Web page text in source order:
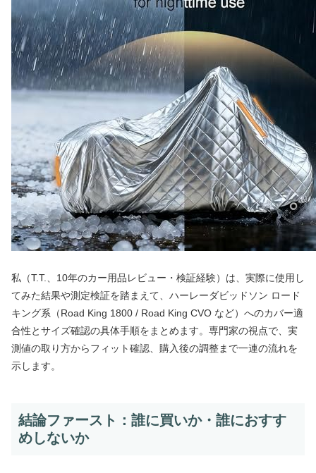
私（T.T.、10年のカー用品レビュー・検証経験）は、実際に使用し
てみた結果や測定検証を踏まえて、ハーレーダビッドソン ロード
キング系（Road King 1800 / Road King CVO など）へのカバー適
合性とサイズ確認の具体手順をまとめます。専門家の視点で、実
測値の取り方からフィット確認、購入後の調整まで一連の流れを
示します。
結論ファースト：誰に買いか・誰におすす
めしないか